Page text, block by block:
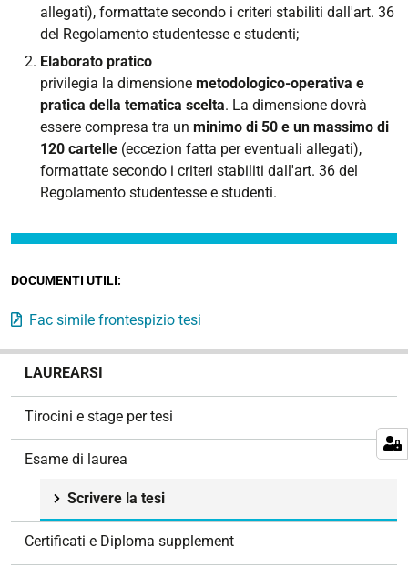
allegati), formattate secondo i criteri stabiliti dall'art. 36
del Regolamento studentesse e studenti;
Elaborato pratico
privilegia la dimensione metodologico-operativa e
pratica della tematica scelta. La dimensione dovrà
essere compresa tra un minimo di 50 e un massimo di
120 cartelle (eccezion fatta per eventuali allegati),
formattate secondo i criteri stabiliti dall'art. 36 del
Regolamento studentesse e studenti.
DOCUMENTI UTILI:
Fac simile frontespizio tesi
LAUREARSI
Tirocini e stage per tesi
Esame di laurea
Scrivere la tesi
Certificati e Diploma supplement